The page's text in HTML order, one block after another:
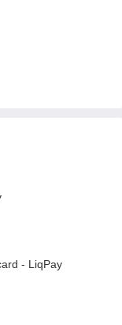
- LiqPay